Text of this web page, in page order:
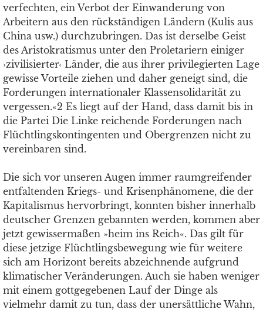
verfechten, ein Verbot der Einwanderung von
Arbeitern aus den rückständigen Ländern (Kulis aus
China usw.) durchzubringen. Das ist derselbe Geist
des Aristokratismus unter den Proletariern einiger
›zivilisierter‹ Länder, die aus ihrer privilegierten Lage
gewisse Vorteile ziehen und daher geneigt sind, die
Forderungen internationaler Klassensolidarität zu
vergessen.«2 Es liegt auf der Hand, dass damit bis in
die Partei Die Linke reichende Forderungen nach
Flüchtlingskontingenten und Obergrenzen nicht zu
vereinbaren sind.
Die sich vor unseren Augen immer raumgreifender
entfaltenden Kriegs- und Krisenphänomene, die der
Kapitalismus hervorbringt, konnten bisher innerhalb
deutscher Grenzen gebannten werden, kommen aber
jetzt gewissermaßen »heim ins Reich«. Das gilt für
diese jetzige Flüchtlingsbewegung wie für weitere
sich am Horizont bereits abzeichnende aufgrund
klimatischer Veränderungen. Auch sie haben weniger
mit einem gottgegebenen Lauf der Dinge als
vielmehr damit zu tun, dass der unersättliche Wahn,